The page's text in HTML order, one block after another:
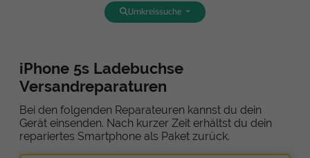
Umkreissuche
iPhone 5s Ladebuchse
Versandreparaturen
Bei den folgenden Reparateuren kannst du dein
Gerät einsenden. Nach kurzer Zeit erhältst du dein
repariertes Smartphone als Paket zurück.